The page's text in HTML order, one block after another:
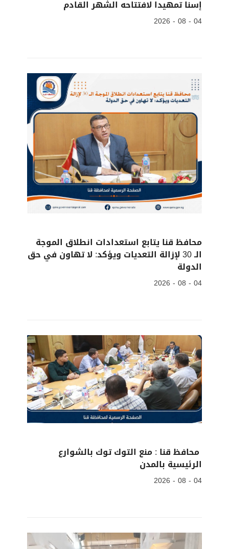
إسنا تمهيدا لافتتاحه الشهر القادم
04 - 08 - 2026
محافظ قنا يتابع استعدادات انطلاق الموجة
الـ 30 لإزالة التعديات ويؤكد: لا تهاون في حق
الدولة
04 - 08 - 2026
محافظ قنا : منع التوك توك بالشوارع
الرئيسية بالمدن
04 - 08 - 2026